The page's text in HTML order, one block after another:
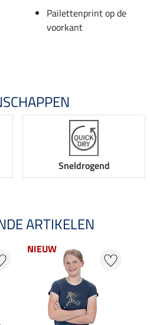
Pailettenprint op de
voorkant
Sneldrogend
ARTIKELEN
NIEUW